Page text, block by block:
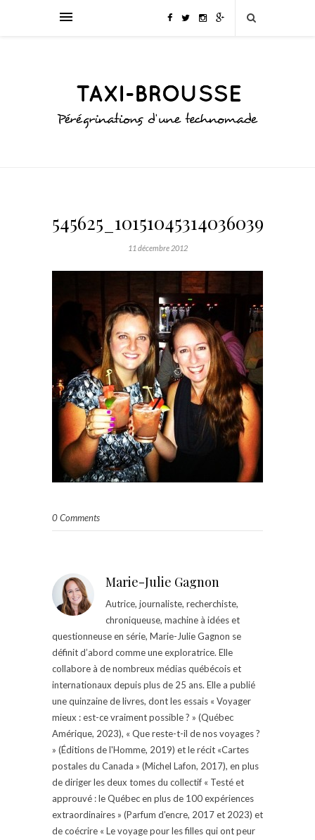
11 décembre 2012
0 Comments
Marie-Julie Gagnon
Autrice, journaliste, recherchiste,
chroniqueuse, machine à idées et
questionneuse en série, Marie-Julie Gagnon se
définit d’abord comme une exploratrice. Elle
collabore à de nombreux médias québécois et
internationaux depuis plus de 25 ans. Elle a publié
une quinzaine de livres, dont les essais « Voyager
mieux : est-ce vraiment possible ? » (Québec
Amérique, 2023), « Que reste-t-il de nos voyages ?
» (Éditions de l'Homme, 2019) et le récit «Cartes
postales du Canada » (Michel Lafon, 2017), en plus
de diriger les deux tomes du collectif « Testé et
approuvé : le Québec en plus de 100 expériences
extraordinaires » (Parfum d'encre, 2017 et 2023) et
de coécrire « Le voyage pour les filles qui ont peur